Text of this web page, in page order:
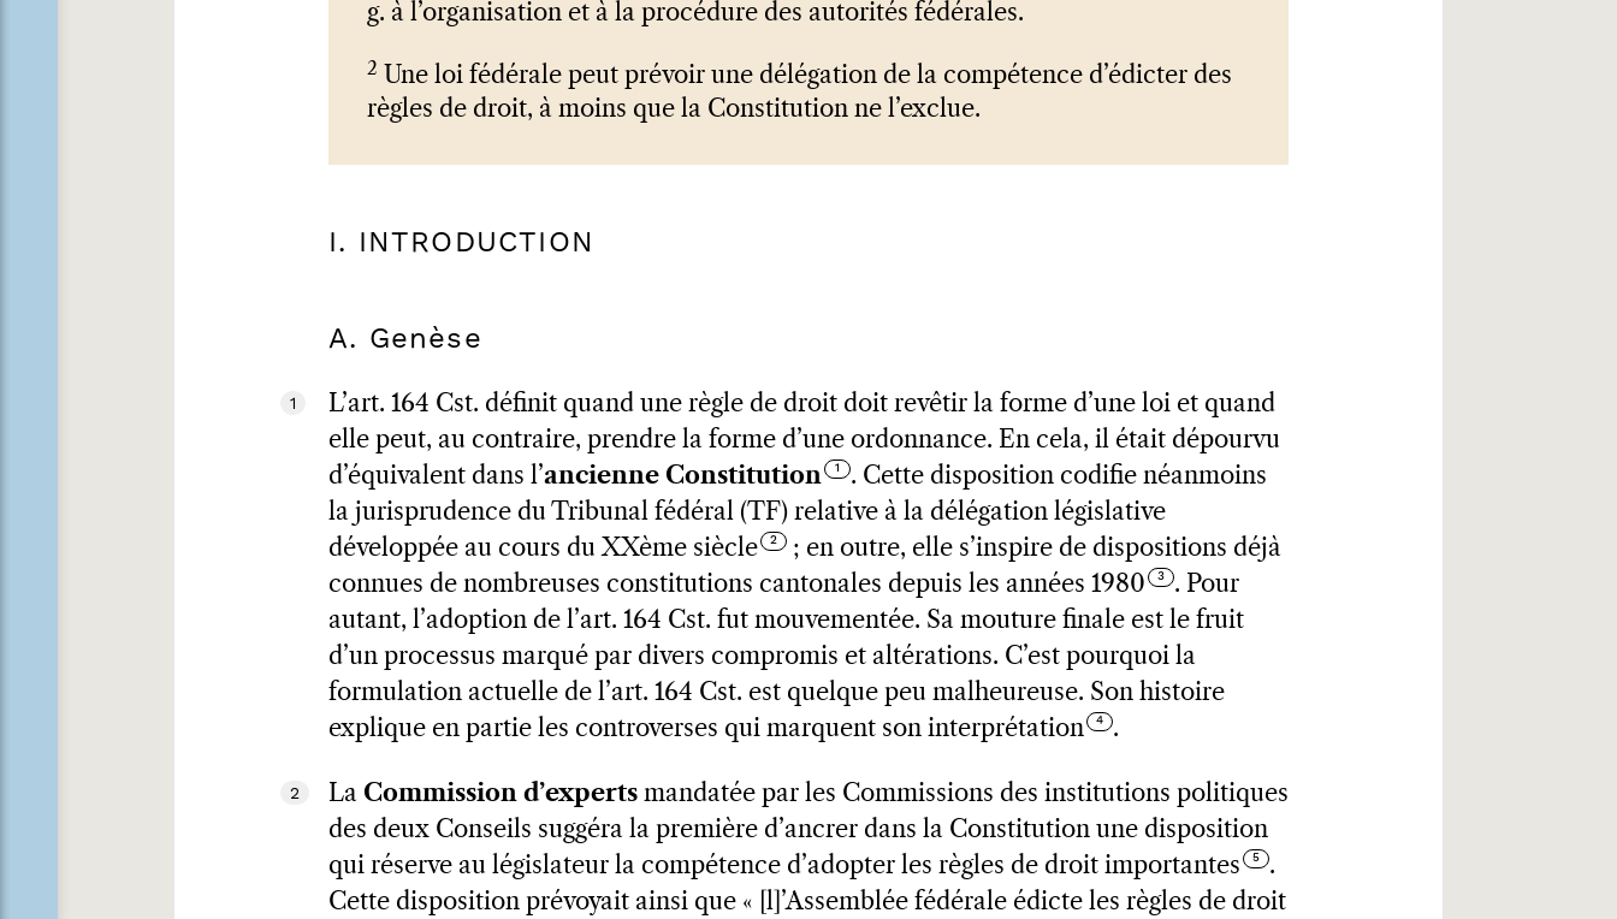
g. à l’organisation et à la procédure des autorités fédérales.
2 Une loi fédérale peut prévoir une délégation de la compétence d’édicter des
règles de droit, à moins que la Constitution ne l’exclue.
I. INTRODUCTION
A. Genèse
1
L’art. 164 Cst. définit quand une règle de droit doit revêtir la forme d’une loi et quand
elle peut, au contraire, prendre la forme d’une ordonnance. En cela, il était dépourvu
d’équivalent dans l’ancienne Constitution
. Cette disposition codifie néanmoins
la jurisprudence du Tribunal fédéral (TF) relative à la délégation législative
développée au cours du XXème siècle
; en outre, elle s’inspire de dispositions déjà
connues de nombreuses constitutions cantonales depuis les années 1980
. Pour
autant, l’adoption de l’art. 164 Cst. fut mouvementée. Sa mouture finale est le fruit
d’un processus marqué par divers compromis et altérations. C’est pourquoi la
formulation actuelle de l’art. 164 Cst. est quelque peu malheureuse. Son histoire
explique en partie les controverses qui marquent son interprétation
.
2 La Commission d’experts mandatée par les Commissions des institutions politiques
des deux Conseils suggéra la première d’ancrer dans la Constitution une disposition
qui réserve au législateur la compétence d’adopter les règles de droit importantes
.
Cette disposition prévoyait ainsi que « [l]’Assemblée fédérale édicte les règles de droit